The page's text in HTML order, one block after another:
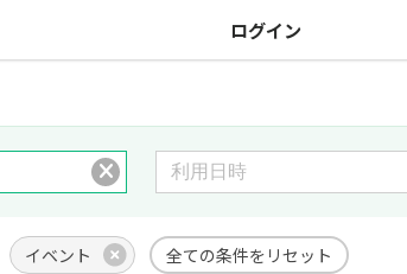
ログイン
イベント 全ての条件をリセット